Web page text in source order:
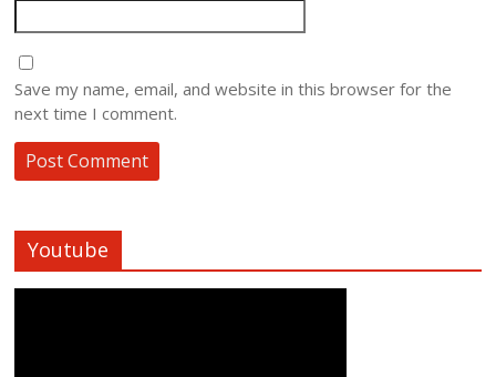
Save my name, email, and website in this browser for the
next time I comment.
Youtube